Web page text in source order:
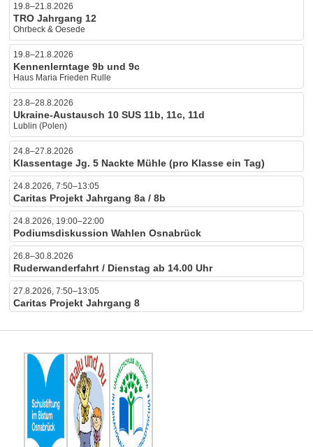
19.8–21.8.2026
TRO Jahrgang 12
Ohrbeck & Oesede
19.8–21.8.2026
Kennenlerntage 9b und 9c
Haus Maria Frieden Rulle
23.8–28.8.2026
Ukraine-Austausch 10 SUS 11b, 11c, 11d
Lublin (Polen)
24.8–27.8.2026
Klassentage Jg. 5 Nackte Mühle (pro Klasse ein Tag)
24.8.2026, 7:50–13:05
Caritas Projekt Jahrgang 8a / 8b
24.8.2026, 19:00–22:00
Podiumsdiskussion Wahlen Osnabrück
26.8–30.8.2026
Ruderwanderfahrt / Dienstag ab 14.00 Uhr
27.8.2026, 7:50–13:05
Caritas Projekt Jahrgang 8